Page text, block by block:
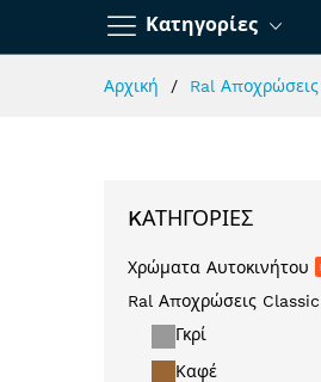
Κατηγορίες
Αρχική Ral
KΑΤΗΓΟΡΊΕΣ
Χρώματα Αυτοκινήτου
Ral Αποχρώσεις Classic
Γκρί
Καφέ